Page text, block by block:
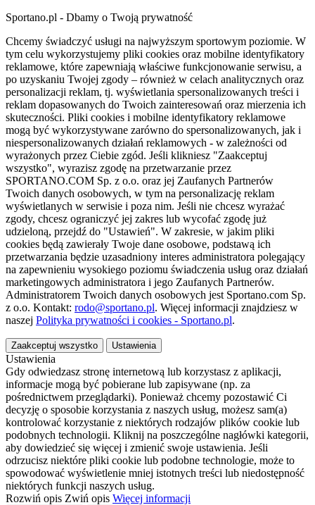
Sportano.pl - Dbamy o Twoją prywatność
Chcemy świadczyć usługi na najwyższym sportowym poziomie. W
tym celu wykorzystujemy pliki cookies oraz mobilne identyfikatory
reklamowe, które zapewniają właściwe funkcjonowanie serwisu, a
po uzyskaniu Twojej zgody – również w celach analitycznych oraz
personalizacji reklam, tj. wyświetlania spersonalizowanych treści i
reklam dopasowanych do Twoich zainteresowań oraz mierzenia ich
skuteczności. Pliki cookies i mobilne identyfikatory reklamowe
mogą być wykorzystywane zarówno do spersonalizowanych, jak i
niespersonalizowanych działań reklamowych - w zależności od
wyrażonych przez Ciebie zgód. Jeśli klikniesz "Zaakceptuj
wszystko", wyrazisz zgodę na przetwarzanie przez
SPORTANO.COM Sp. z o.o. oraz jej Zaufanych Partnerów
Twoich danych osobowych, w tym na personalizację reklam
wyświetlanych w serwisie i poza nim. Jeśli nie chcesz wyrażać
zgody, chcesz ograniczyć jej zakres lub wycofać zgodę już
udzieloną, przejdź do "Ustawień". W zakresie, w jakim pliki
cookies będą zawierały Twoje dane osobowe, podstawą ich
przetwarzania będzie uzasadniony interes administratora polegający
na zapewnieniu wysokiego poziomu świadczenia usług oraz działań
marketingowych administratora i jego Zaufanych Partnerów.
Administratorem Twoich danych osobowych jest Sportano.com Sp.
z o.o. Kontakt: rodo@sportano.pl. Więcej informacji znajdziesz w
naszej Polityka prywatności i cookies - Sportano.pl.
Zaakceptuj wszystko Ustawienia
Ustawienia
Gdy odwiedzasz stronę internetową lub korzystasz z aplikacji,
informacje mogą być pobierane lub zapisywane (np. za
pośrednictwem przeglądarki). Ponieważ chcemy pozostawić Ci
decyzję o sposobie korzystania z naszych usług, możesz sam(a)
kontrolować korzystanie z niektórych rodzajów plików cookie lub
podobnych technologii. Kliknij na poszczególne nagłówki kategorii,
aby dowiedzieć się więcej i zmienić swoje ustawienia. Jeśli
odrzucisz niektóre pliki cookie lub podobne technologie, może to
spowodować wyświetlenie mniej istotnych treści lub niedostępność
niektórych funkcji naszych usług.
Rozwiń opis Zwiń opis Więcej informacji